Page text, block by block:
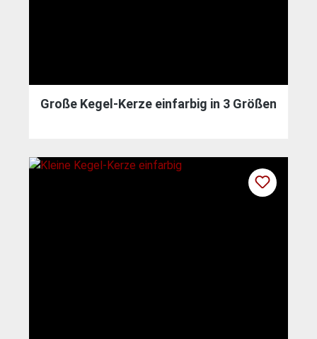
Große Kegel-Kerze einfarbig in 3 Größen